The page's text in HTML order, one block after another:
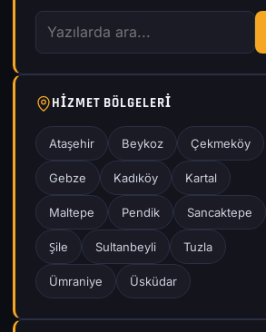
HIZMET BÖLGELERI
Ataşehir Beykoz Çekmeköy
Gebze Kadıköy Kartal
Maltepe Pendik Sancaktepe
Şile Sultanbeyli Tuzla
Ümraniye Üsküdar